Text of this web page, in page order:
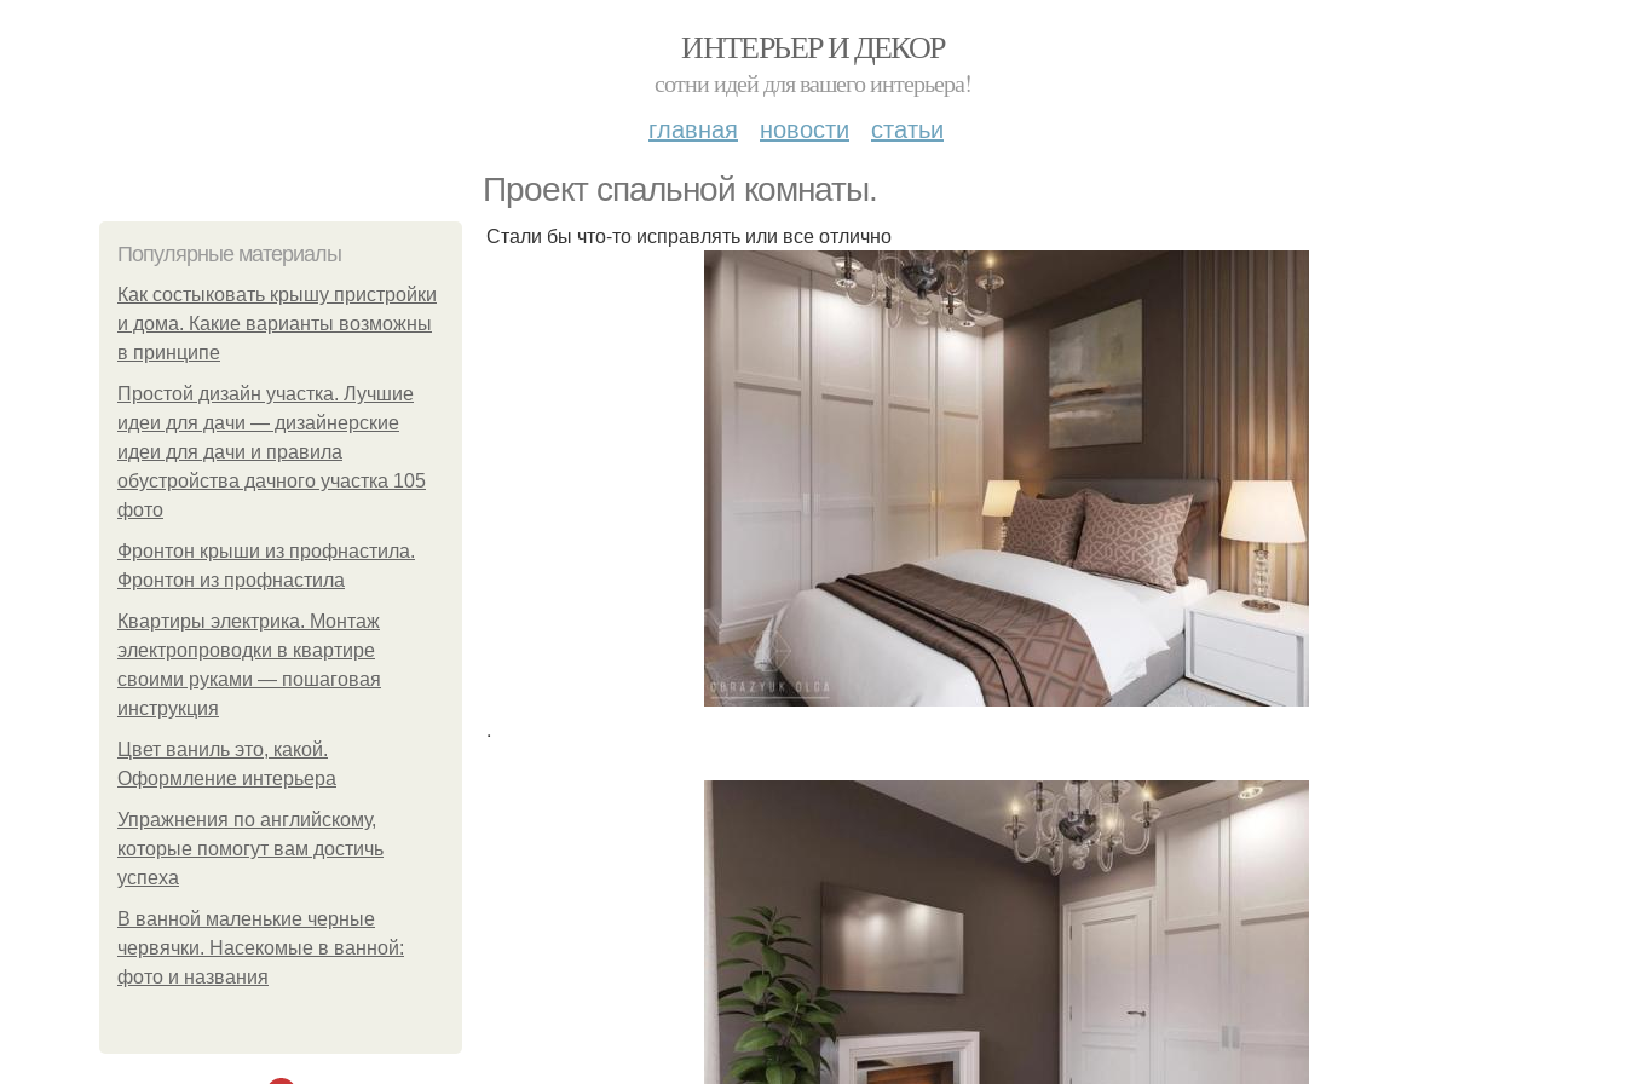
ИНТЕРЬЕР И ДЕКОР
сотни идей для вашего интерьера!
главная новости статьи
Проект спальной комнаты.
Популярные материалы
Как состыковать крышу пристройки
и дома. Какие варианты возможны
в принципе
Простой дизайн участка. Лучшие
идеи для дачи — дизайнерские
идеи для дачи и правила
обустройства дачного участка 105
фото
Фронтон крыши из профнастила.
Фронтон из профнастила
Квартиры электрика. Монтаж
электропроводки в квартире
своими руками — пошаговая
инструкция
Цвет ваниль это, какой.
Оформление интерьера
Упражнения по английскому,
которые помогут вам достичь
успеха
В ванной маленькие черные
червячки. Насекомые в ванной:
фото и названия
Стали бы что-то исправлять или все отлично
.